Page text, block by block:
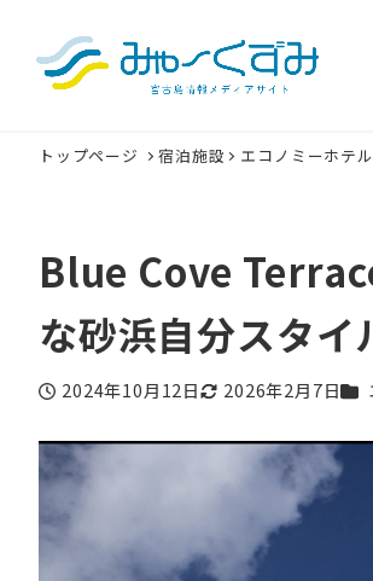
トップページ 宿泊施設 エコノミーホテル
Blue Cove
な砂浜自分スタイ
投稿日
2024年10月12日
更新日
2026年2月7日カ